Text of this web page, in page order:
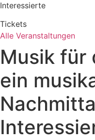
Interessierte
Tickets
Alle Veranstaltungen
Musik für
ein